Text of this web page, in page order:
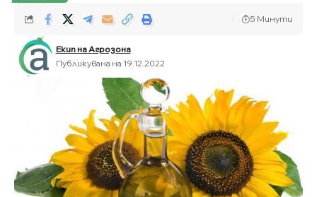
Екип на Агрозона
Публикувана на 19.12.2022
5 Минути